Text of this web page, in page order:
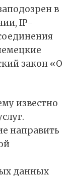
в
IP-
закон «О
известно
направить
данных